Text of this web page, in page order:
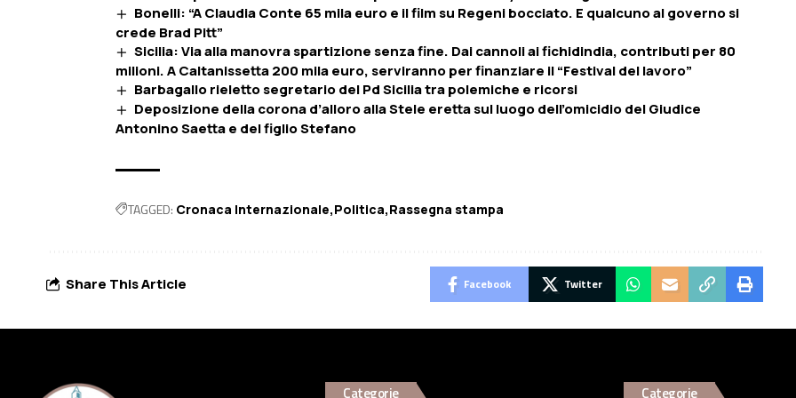
Bonelli: “A Claudia Conte 65 mila euro e il film su Regeni bocciato. E qualcuno al governo si
crede Brad Pitt”
Sicilia: Via alla manovra spartizione senza fine. Dai cannoli ai fichidindia, contributi per 80
milioni. A Caltanissetta 200 mila euro, serviranno per finanziare il “Festival del lavoro”
Barbagallo rieletto segretario del Pd Sicilia tra polemiche e ricorsi
Deposizione della corona d’alloro alla Stele eretta sul luogo dell’omicidio del Giudice
Antonino Saetta e del figlio Stefano
TAGGED: Cronaca Internazionale Politica Rassegna stampa
Share This Article Facebook Twitter
Categorie Categorie